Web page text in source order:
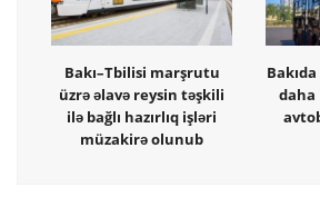
Bakı–Tbilisi marşrutu
üzrə əlavə reysin təşkili
ilə bağlı hazırlıq işləri
müzakirə olunub
daha